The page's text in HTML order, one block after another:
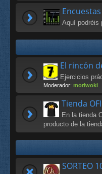
Encuestas
Aquí podréis
El rincón
Ejercicios
Moderador: moriwoki
Tienda
En la tienda
producto de la
SORTEO